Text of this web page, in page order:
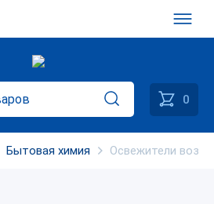
0
Бытовая химия Освежители